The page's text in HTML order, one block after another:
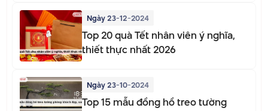
Ngày 23-12-2024
Top 20 quà Tết nhân viên ý nghĩa,
thiết thực nhất 2026
Ngày 23-10-2024
Top 15 mẫu đồng hồ treo tường